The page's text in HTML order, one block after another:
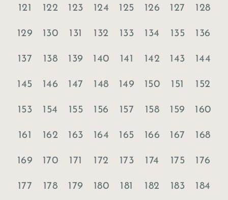
121 122 123 124 125 126 127 128
129 130 131 132 133 134 135 136
137 138 139 140 141 142 143 144
145 146 147 148 149 150 151 152
153 154 155 156 157 158 159 160
161 162 163 164 165 166 167 168
169 170 171 172 173 174 175 176
177 178 179 180 181 182 183 184